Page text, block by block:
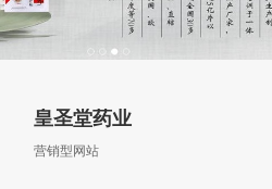
皇圣堂药业
营销型网站